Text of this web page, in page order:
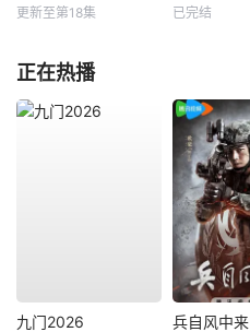
更新至第18集 已完结
正在热播
九门2026 兵自风中来